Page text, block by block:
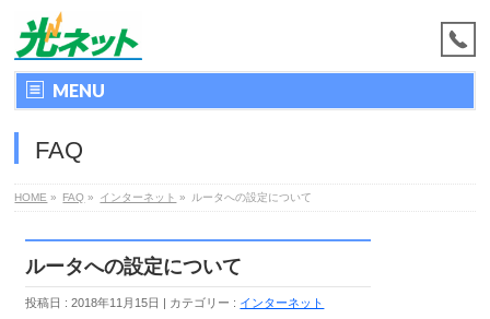
MENU
FAQ
HOME » FAQ » インターネット » ルータへの設定について
ルータへの設定について
投稿日 : 2018年11月15日 カテゴリー : インターネット